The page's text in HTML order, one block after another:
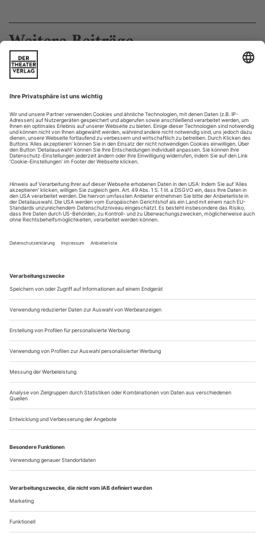
Weitere Beiträge
Nichts ist sicherer als der Tod
Marc Becker «Weltuntergänge»
die Mädels Gefallen an ihm finden können.
Nadja allerdings, die am Tresen einer Bar sitzt, hat im
Moment ganz andere Sorgen und ist nicht bereit zur Balz. Da
geschlossenen Augen überstanden hat. Jetzt kippt sie einen
Kurzen nach dem anderen. Warum sie...
Claudius Lünstedt «Zugluft»
Lünstedts «Zugluft» so seine Probleme mit den lieben Eltern
hat. Er lebt in einer Familie, die als Beleg der These fungiert,
dass sich in deutschen Haushalten seit einiger Zeit ein
Erziehungsvakuum ausbreitet, in dem vor allem zunehmend
autoritätsresistente und gewaltbereite Jungen heranwachsen.
Der...
Mutwillige Sachunkenntnis
In Freiburg wird das Theater zu Tode gespart
Was ist wichtiger: Theater oder Tagesstätten? Das ist so
ungefähr die dämlichste Frage, die man Amélie Niermeyer
antun kann – einer Frau, die seit sieben Jahren Erfahrung
darin hat, Karriere und Kind unter einen Hut zu bringen.
Stellen wir sie trotzdem, diese dämliche, gefährliche Frage. Sie
hat die Noch- und bald Ex-Intendantin in ihren drei
Freiburger Spielzeiten...